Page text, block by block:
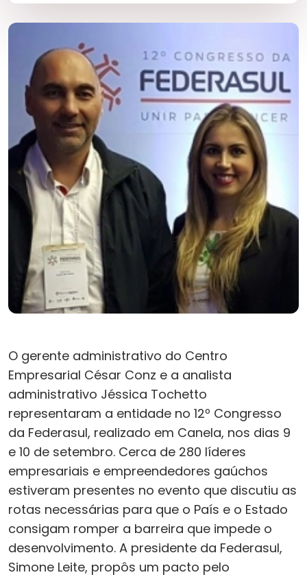
O gerente administrativo do Centro
Empresarial César Conz e a analista
administrativo Jéssica Tochetto
representaram a entidade no 12º Congresso
da Federasul, realizado em Canela, nos dias 9
e 10 de setembro. Cerca de 280 líderes
empresariais e empreendedores gaúchos
estiveram presentes no evento que discutiu as
rotas necessárias para que o País e o Estado
consigam romper a barreira que impede o
desenvolvimento. A presidente da Federasul,
Simone Leite, propôs um pacto pelo